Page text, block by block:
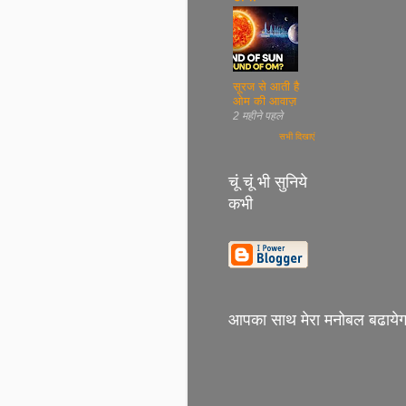
सूरज से आती है
ओम की आवाज़
2 महीने पहले
सभी दिखाएं
चूं चूं भी सुनिये
कभी
आपका साथ मेरा मनोबल